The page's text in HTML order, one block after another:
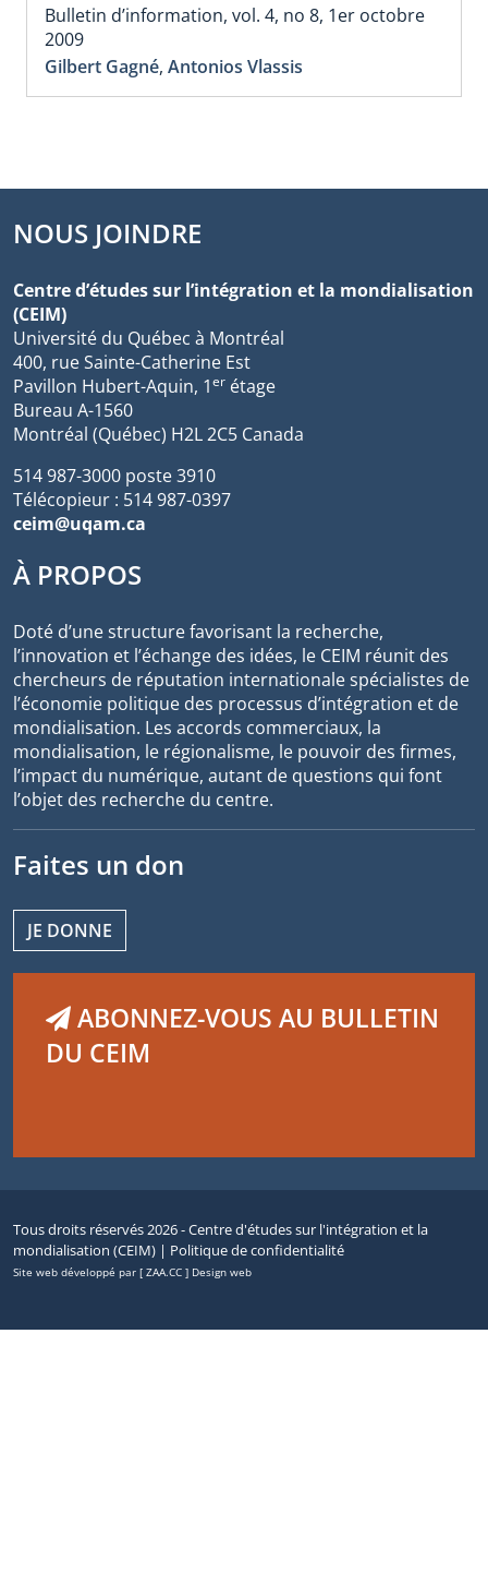
Bulletin d’information, vol. 4, no 8, 1er octobre
2009
Gilbert Gagné, Antonios Vlassis
NOUS JOINDRE
Centre d’études sur l’intégration et la mondialisation
(CEIM)
Université du Québec à Montréal
400, rue Sainte-Catherine Est
Pavillon Hubert-Aquin, 1er étage
Bureau A-1560
Montréal (Québec) H2L 2C5 Canada
514 987-3000 poste 3910
Télécopieur : 514 987-0397
ceim@uqam.ca
À PROPOS
Doté d’une structure favorisant la recherche,
l’innovation et l’échange des idées, le CEIM réunit des
chercheurs de réputation internationale spécialistes de
l’économie politique des processus d’intégration et de
mondialisation. Les accords commerciaux, la
mondialisation, le régionalisme, le pouvoir des firmes,
l’impact du numérique, autant de questions qui font
l’objet des recherche du centre.
Faites un don
JE DONNE
ABONNEZ-VOUS AU BULLETIN
DU CEIM
Tous droits réservés 2026 - Centre d'études sur l'intégration et la
mondialisation (CEIM) | Politique de confidentialité
Site web développé par [ ZAA.CC ] Design web